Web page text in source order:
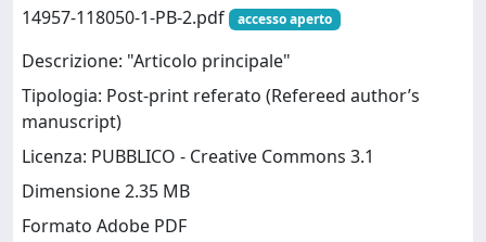
14957-118050-1-PB-2.pdf
accesso aperto
Descrizione: "Articolo principale"
Tipologia: Post-print referato (Refereed author’s
manuscript)
Licenza: PUBBLICO - Creative Commons 3.1
Dimensione 2.35 MB
Formato Adobe PDF